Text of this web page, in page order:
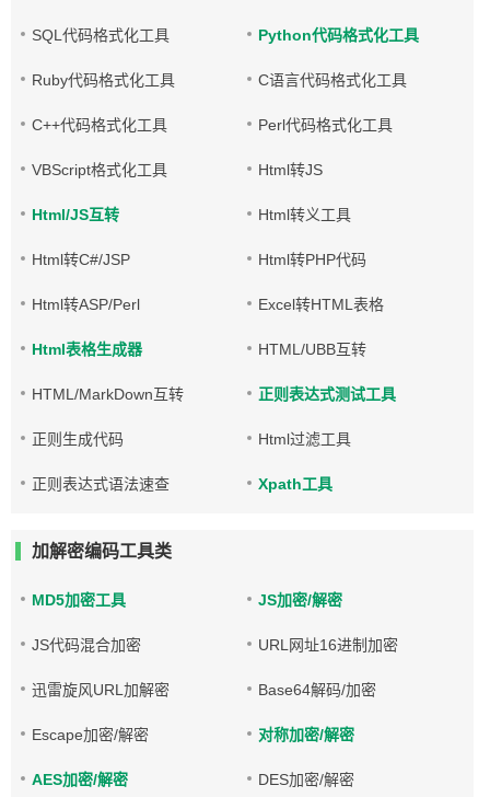
SQL代码格式化工具 Python代码格式化工具
Ruby代码格式化工具 C语言代码格式化工具
C++代码格式化工具 Perl代码格式化工具
VBScript格式化工具 Html转JS
Html/JS互转 Html转义工具
Html转C#/JSP Html转PHP代码
Html转ASP/Perl Excel转HTML表格
Html表格生成器 HTML/UBB互转
HTML/MarkDown互转 正则表达式测试工具
正则生成代码 Html过滤工具
正则表达式语法速查 Xpath工具
加解密编码工具类
MD5加密工具 JS加密/解密
JS代码混合加密 URL网址16进制加密
迅雷旋风URL加解密 Base64解码/加密
Escape加密/解密 对称加密/解密
AES加密/解密 DES加密/解密